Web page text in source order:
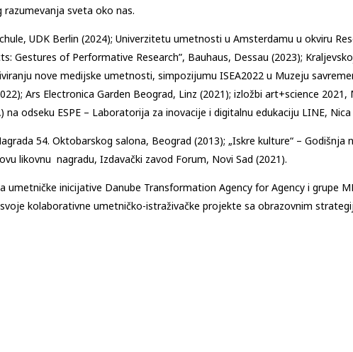
sveta oko nas.
UDK Berlin (2024); Univerzitetu umetnosti u Amsterdamu u okviru
Gestures of Performative Research”, Bauhaus, Dessau (2023);
nove medijske umetnosti, simpozijumu ISEA2022 u Muzeju
Ars Electronica Garden Beograd, Linz (2021); izložbi art+science
na odseku ESPE – Laboratorija za inovacije i digitalnu edukaciju LINE,
54. Oktobarskog salona, Beograd (2013); „Iskre kulture“ –
likovnu nagradu, Izdavački zavod Forum, Novi Sad (2021).
umetničke inicijative Danube Transformation Agency for Agency i grupe
kolaborativne umetničko-istraživačke projekte sa obrazovnim